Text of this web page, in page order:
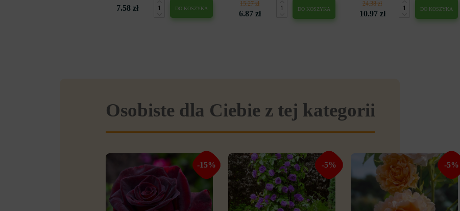
7.58 zł DO KOSZYKA
15.27 zł
6.87 zł
DO KOSZYKA
24.38 zł
10.97 zł
DO KOSZYKA
Osobiste dla Ciebie z tej kategorii
-15% -5% -5%